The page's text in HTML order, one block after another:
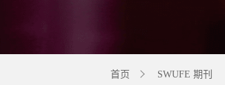
首页 SWUFE 期刊